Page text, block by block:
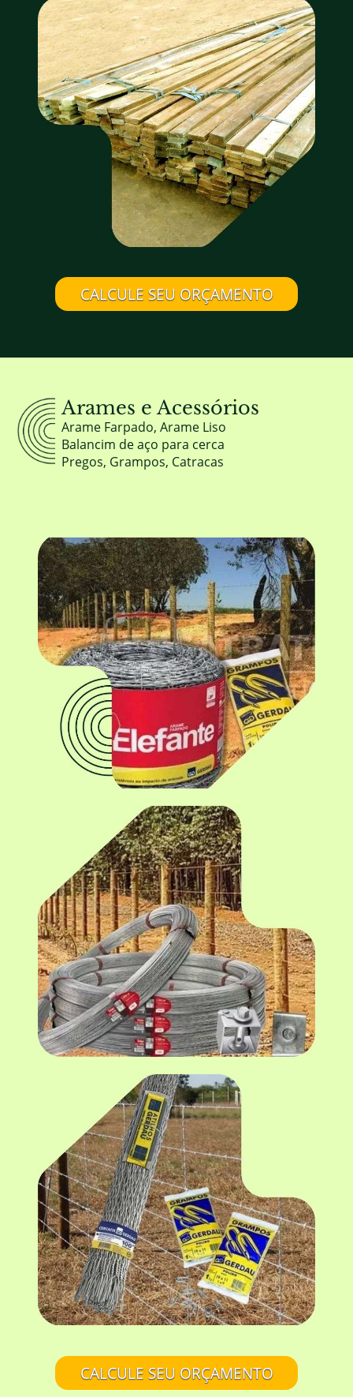
CALCULE SEU ORÇAMENTO
Arames e Acessórios
Arame Farpado, Arame Liso
Balancim de aço para cerca
Pregos, Grampos, Catracas
CALCULE SEU ORÇAMENTO